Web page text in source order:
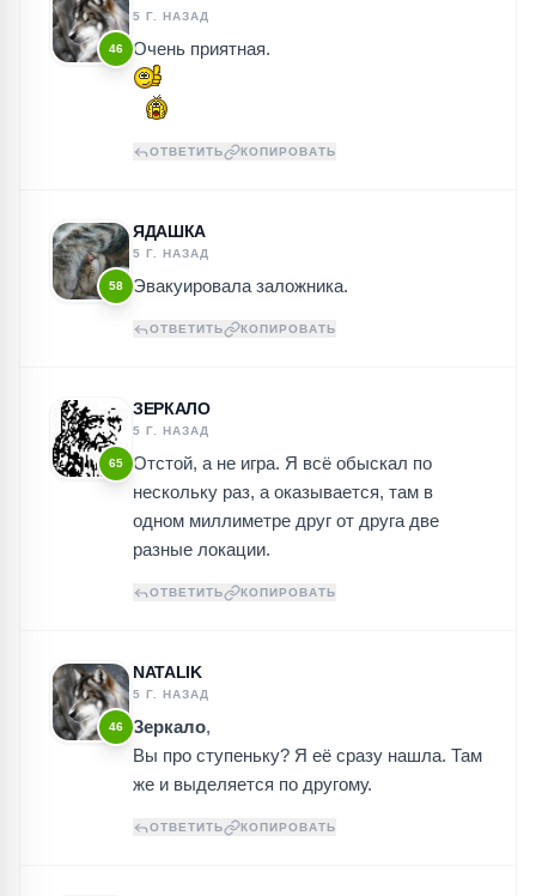
46
5 Г. НАЗАД
Очень приятная.
ОТВЕТИТЬ КОПИРОВАТЬ
58
ЯДАШКА
5 Г. НАЗАД
Эвакуировала заложника.
ОТВЕТИТЬ КОПИРОВАТЬ
65
ЗЕРКАЛО
5 Г. НАЗАД
Отстой, а не игра. Я всё обыскал по
нескольку раз, а оказывается, там в
одном миллиметре друг от друга две
разные локации.
ОТВЕТИТЬ КОПИРОВАТЬ
46
NATALIK
5 Г. НАЗАД
Зеркало,
Вы про ступеньку? Я её сразу нашла. Там
же и выделяется по другому.
ОТВЕТИТЬ КОПИРОВАТЬ